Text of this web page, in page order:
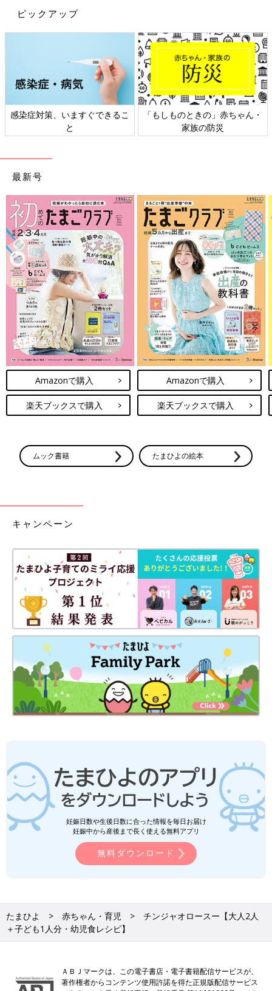
ピックアップ
感染症対策、いますぐできるこ
と
「もしものときの」赤ちゃん・
家族の防災
最新号
Amazonで購入
楽天ブックスで購入
Amazonで購入
楽天ブックスで購入
ムック書籍 たまひよの絵本
キャンペーン
妊娠日数や生後日数に合った情報を毎日お届け
妊娠中から産後まで長く使える無料アプリ
無料ダウンロード
たまひよ 赤ちゃん・育児
チンジャオロースー【大人2人
＋子ども1人分・幼児食レシピ】
ＡＢＪマークは、この電子書店・電子書籍配信サービスが、
著作権者からコンテンツ使用許諾を得た正規版配信サービス